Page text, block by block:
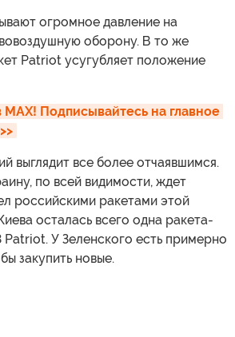
огромное давление на
оборону. В то же
Patriot усугубляет положение
Подписывайтесь на главное
выглядит все более отчаявшимся.
по всей видимости, ждет
российскими ракетами этой
осталась всего одна ракета-
Patriot. У Зеленского есть примерно
закупить новые.